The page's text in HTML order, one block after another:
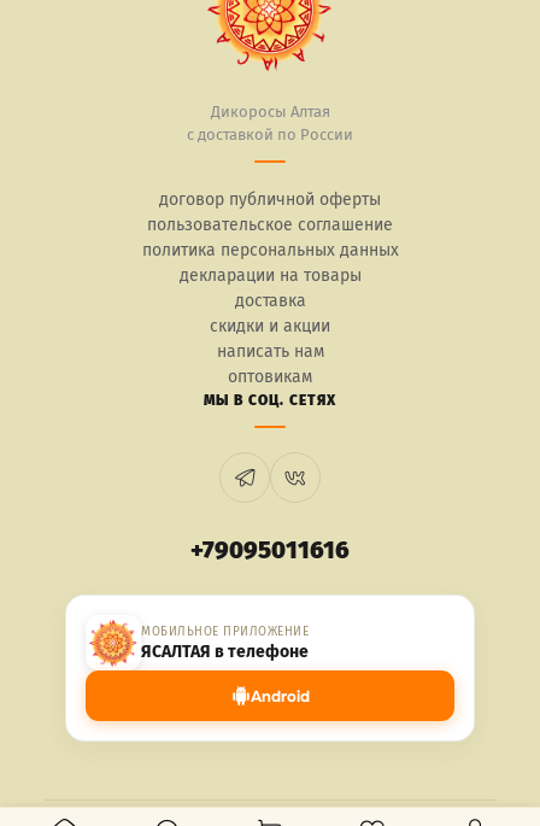
Дикоросы Алтая
с доставкой по России
договор публичной оферты
пользовательское соглашение
политика персональных данных
декларации на товары
доставка
скидки и акции
написать нам
оптовикам
МЫ В СОЦ. СЕТЯХ
+79095011616
МОБИЛЬНОЕ ПРИЛОЖЕНИЕ
ЯСАЛТАЯ в телефоне
Android